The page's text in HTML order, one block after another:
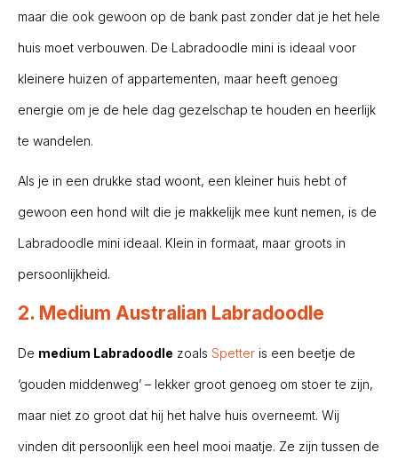
maar die ook gewoon op de bank past zonder dat je het hele
huis moet verbouwen. De Labradoodle mini is ideaal voor
kleinere huizen of appartementen, maar heeft genoeg
energie om je de hele dag gezelschap te houden en heerlijk
te wandelen.
Als je in een drukke stad woont, een kleiner huis hebt of
gewoon een hond wilt die je makkelijk mee kunt nemen, is de
Labradoodle mini ideaal. Klein in formaat, maar groots in
persoonlijkheid.
2. Medium Australian Labradoodle
De medium Labradoodle zoals Spetter is een beetje de
‘gouden middenweg’ – lekker groot genoeg om stoer te zijn,
maar niet zo groot dat hij het halve huis overneemt. Wij
vinden dit persoonlijk een heel mooi maatje. Ze zijn tussen de